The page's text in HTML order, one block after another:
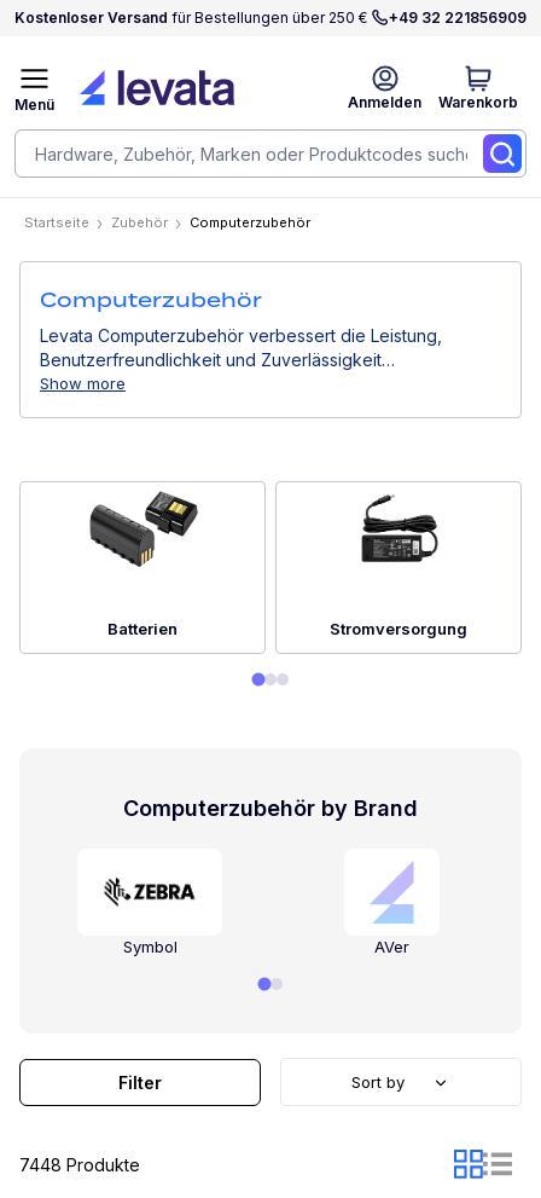
Kostenloser Versand für Bestellungen über 250 € +49 32 221856909
Anmelden Warenkorb
Menü
Startseite Zubehör Computerzubehör
Computerzubehör
Levata Computerzubehör verbessert die Leistung,
Benutzerfreundlichkeit und Zuverlässigkeit
professioneller Computergeräte. Von Stromlösungen
Show more
Batterien Stromversorgung
Computerzubehör by Brand
Symbol AVer
7448 Produkte
Filter Sort by